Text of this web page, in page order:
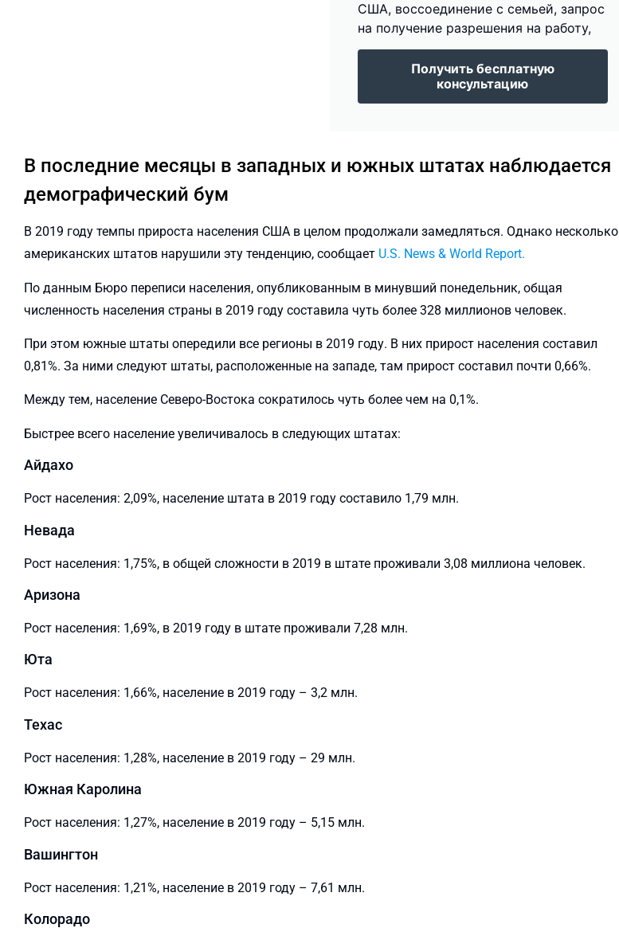
США, воссоединение с семьей, запрос
на получение разрешения на работу,
Получить бесплатную
консультацию
В последние месяцы в западных и южных штатах наблюдается
демографический бум
В 2019 году темпы прироста населения США в целом продолжали замедляться. Однако несколько
американских штатов нарушили эту тенденцию, сообщает U.S. News & World Report.
По данным Бюро переписи населения, опубликованным в минувший понедельник, общая
численность населения страны в 2019 году составила чуть более 328 миллионов человек.
При этом южные штаты опередили все регионы в 2019 году. В них прирост населения составил
0,81%. За ними следуют штаты, расположенные на западе, там прирост составил почти 0,66%.
Между тем, население Северо-Востока сократилось чуть более чем на 0,1%.
Быстрее всего население увеличивалось в следующих штатах:
Айдахо
Рост населения: 2,09%, население штата в 2019 году составило 1,79 млн.
Невада
Рост населения: 1,75%, в общей сложности в 2019 в штате проживали 3,08 миллиона человек.
Аризона
Рост населения: 1,69%, в 2019 году в штате проживали 7,28 млн.
Юта
Рост населения: 1,66%, население в 2019 году – 3,2 млн.
Техас
Рост населения: 1,28%, население в 2019 году – 29 млн.
Южная Каролина
Рост населения: 1,27%, население в 2019 году – 5,15 млн.
Вашингтон
Рост населения: 1,21%, население в 2019 году – 7,61 млн.
Колорадо